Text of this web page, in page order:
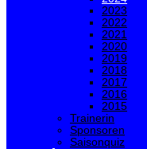
2023
2022
2021
2020
2019
2018
2017
2016
2015
Trainerin
Sponsoren
Saisonquiz